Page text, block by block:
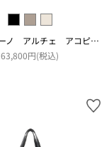
マットンチーノ アルチェ アコピアート
63,800円(税込)